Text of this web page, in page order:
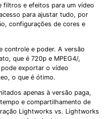
filtros e efeitos para um vídeo
para ajustar tudo, por
configurações de cores e
controle e poder. A versão
que é 720p e MPEG4/,
exportar o vídeo
o que é ótimo.
apenas à versão paga,
e compartilhamento de
Lightworks vs. Lightworks